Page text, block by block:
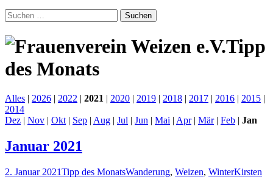
Suchen
nach:
Tipp
des Monats
Alles | 2026 | 2022 | 2021 | 2020 | 2019 | 2018 | 2017 | 2016 | 2015 |
2014
Dez | Nov | Okt | Sep | Aug | Jul | Jun | Mai | Apr| Mär| Feb | Jan
Januar 2021
2. Januar 2021Tipp des MonatsWanderung, Weizen, WinterKirsten